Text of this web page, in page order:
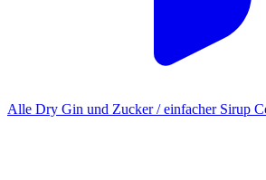
Alle Dry Gin und Zucker / einfacher Sirup